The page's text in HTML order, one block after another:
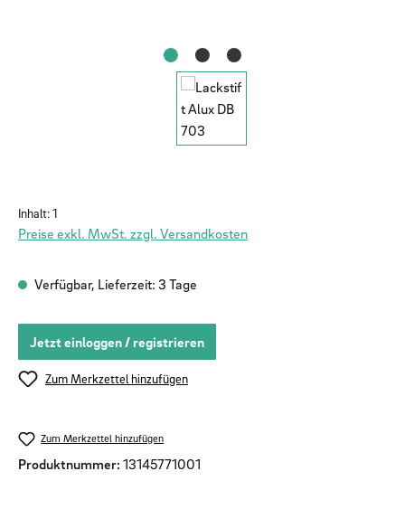
Inhalt:1
Preise exkl. MwSt. zzgl. Versandkosten
Verfügbar, Lieferzeit: 3 Tage
Jetzt einloggen / registrieren
Zum Merkzettel hinzufügen
Zum Merkzettel hinzufügen
Produktnummer: 13145771001